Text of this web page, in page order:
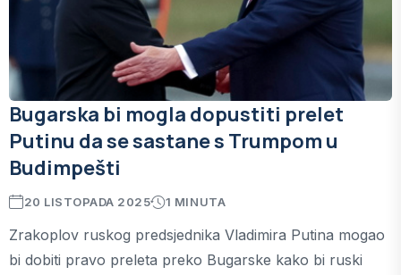
Bugarska bi mogla dopustiti prelet
Putinu da se sastane s Trumpom u
Budimpešti
20 LISTOPADA 2025 1 MINUTA
Zrakoplov ruskog predsjednika Vladimira Putina mogao
bi dobiti pravo preleta preko Bugarske kako bi ruski